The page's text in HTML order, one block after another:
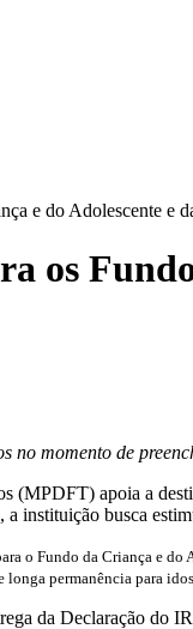
e do Adolescente e
os
no momento de
apoia a
instituição busca
o Fundo da Criança e do
permanência para
da Declaração do